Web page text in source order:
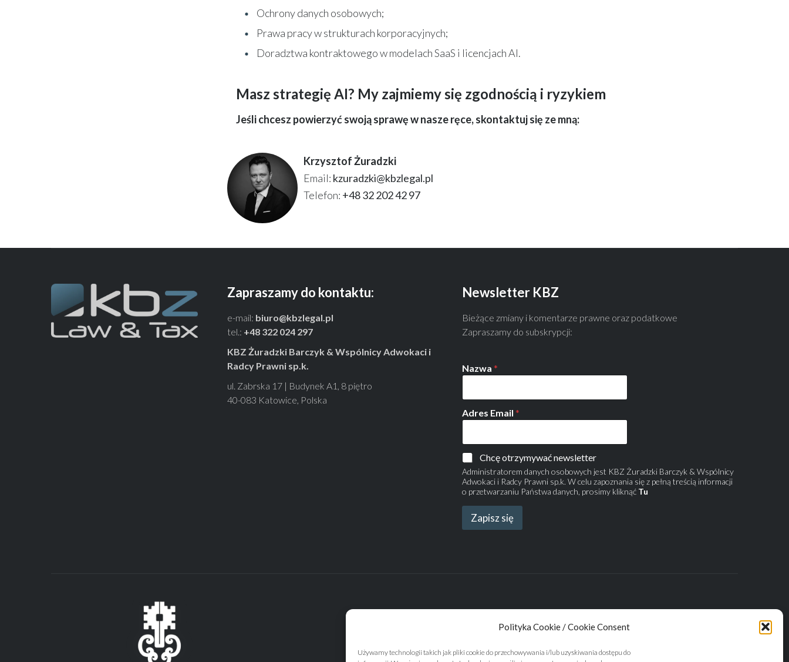
Polityka Cookie / Cookie Consent
Używamy technologii takich jak pliki cookie do przechowywania i/lub uzyskiwania dostępu do
Ochrony danych osobowych;
Prawa pracy w strukturach korporacyjnych;
Doradztwa kontraktowego w modelach SaaS i licencjach AI.
Masz strategię AI? My zajmiemy się zgodnością i ryzykiem
Jeśli chcesz powierzyć swoją sprawę w nasze ręce, skontaktuj się ze mną:
Krzysztof Żuradzki
Email: kzuradzki@kbzlegal.pl
Telefon: +48 32 202 42 97
Zapraszamy do kontaktu:
e-mail: biuro@kbzlegal.pl
tel.: +48 322 024 297
KBZ Żuradzki Barczyk & Wspólnicy Adwokaci i
Radcy Prawni sp.k.
ul. Zabrska 17 | Budynek A1, 8 piętro
40-083 Katowice, Polska
Newsletter KBZ
Bieżące zmiany i komentarze prawne oraz podatkowe
Zapraszamy do subskrypcji:
Nazwa *
Adres Email *
Chcę otrzymywać newsletter
Administratorem danych osobowych jest KBZ Żuradzki Barczyk & Wspólnicy
Adwokaci i Radcy Prawni sp.k. W celu zapoznania się z pełną treścią informacji
o przetwarzaniu Państwa danych, prosimy kliknąć Tu
Zapisz się